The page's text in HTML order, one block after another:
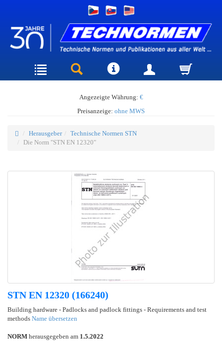
Angezeigte Währung: €
Preisanzeige: ohne MWS
Herausgeber
Technische Normen STN
Die Norm "STN EN 12320"
STN EN 12320 (166240)
Building hardware - Padlocks and padlock fittings - Requirements and test
methods Name übersetzen
NORM herausgegeben am 1.5.2022